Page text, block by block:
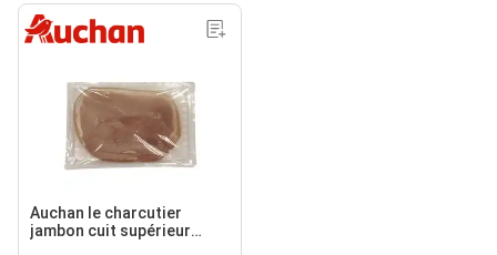
Auchan le charcutier
jambon cuit supérieur